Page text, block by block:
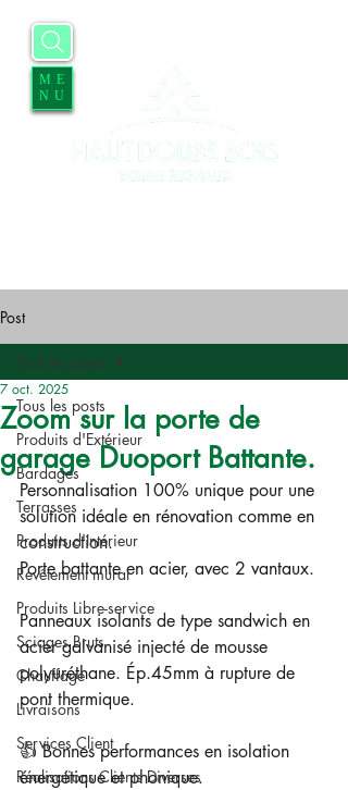
ME
NU
Post
Tous les posts
Produits d'Extérieur
Bardages
Terrasses
Produits d'Intérieur
Revêtement mural
Produits Libre-service
Sciages Bruts
Chauffage
Livraisons
Services Client
Réalisations Clients Diverses
Tous les posts
Zoom sur la porte de
garage Duoport Battante.
7 oct. 2025
Personnalisation 100% unique pour une
solution idéale en rénovation comme en
construction.
Porte battante en acier, avec 2 vantaux.
Panneaux isolants de type sandwich en
acier galvanisé injecté de mousse
polyuréthane. Ép.45mm à rupture de
pont thermique.
👍 Bonnes performances en isolation
énergétique et phonique.